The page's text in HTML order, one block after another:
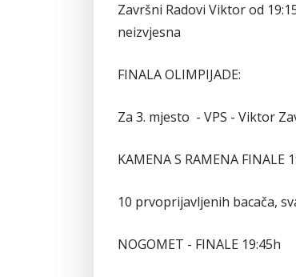
Završni Radovi Viktor od
neizvjesna
FINALA OLIMPIJADE:
Za 3. mjesto - VPS - Viktor
KAMENA S RAMENA FINALE
10 prvoprijavljenih bacača,
NOGOMET - FINALE 19:45h